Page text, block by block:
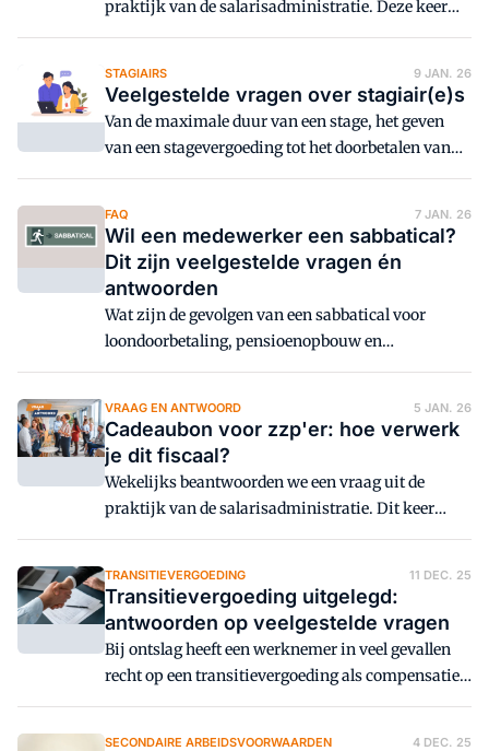
praktijk van de salarisadministratie. Deze keer
staat de bijtelling voor meerdere auto's centraal.
STAGIAIRS 9 JAN. 26
Veelgestelde vragen over stagiair(e)s
Van de maximale duur van een stage, het geven
van een stagevergoeding tot het doorbetalen van
loon tijdens ziekte van stagiair(e)s. Een overzicht
FAQ 7 JAN. 26
Wil een medewerker een sabbatical?
Dit zijn veelgestelde vragen én
antwoorden
Wat zijn de gevolgen van een sabbatical voor
loondoorbetaling, pensioenopbouw en
vakantiedagen? Deze faq zet op een rij wat de
VRAAG EN ANTWOORD 5 JAN. 26
Cadeaubon voor zzp'er: hoe verwerk
je dit fiscaal?
Wekelijks beantwoorden we een vraag uit de
praktijk van de salarisadministratie. Dit keer
staat de cadeaubon centraal.
TRANSITIEVERGOEDING 11 DEC. 25
Transitievergoeding uitgelegd:
antwoorden op veelgestelde vragen
Bij ontslag heeft een werknemer in veel gevallen
recht op een transitievergoeding als compensatie.
Hier vind je een overzicht van veelgestelde vragen
SECONDAIRE ARBEIDSVOORWAARDEN 4 DEC. 25